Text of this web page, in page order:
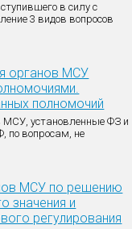
в силу с
3 видов вопросов
органов МСУ
полномочий
МСУ, установленные ФЗ и
по вопросам, не
МСУ по решению
значения и
регулирования